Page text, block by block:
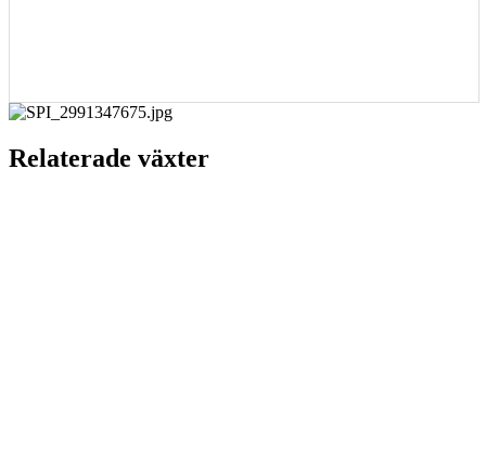
Relaterade växter